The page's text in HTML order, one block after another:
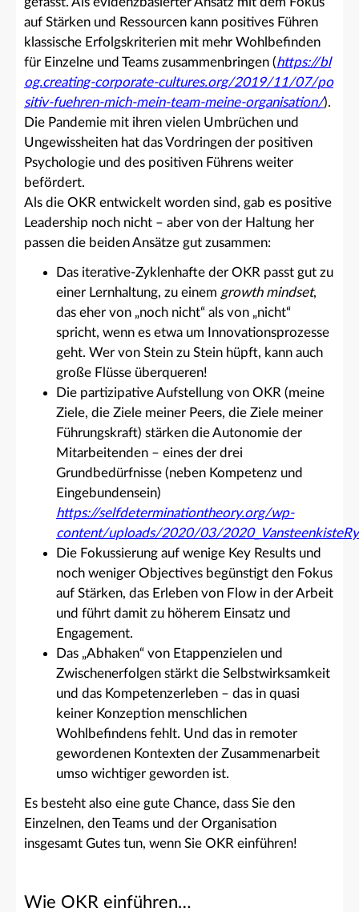
auf Stärken und Ressourcen kann positives Führen
klassische Erfolgskriterien mit mehr Wohlbefinden
für Einzelne und Teams zusammenbringen (https://bl
og.creating-corporate-cultures.org/2019/11/07/po
sitiv-fuehren-mich-mein-team-meine-organisation/).
Die Pandemie mit ihren vielen Umbrüchen und
Ungewissheiten hat das Vordringen der positiven
Psychologie und des positiven Führens weiter
befördert.
Als die OKR entwickelt worden sind, gab es positive
Leadership noch nicht – aber von der Haltung her
passen die beiden Ansätze gut zusammen:
Das iterative-Zyklenhafte der OKR passt gut zu
einer Lernhaltung, zu einem growth mindset,
das eher von „noch nicht“ als von „nicht“
spricht, wenn es etwa um Innovationsprozesse
geht. Wer von Stein zu Stein hüpft, kann auch
große Flüsse überqueren!
Die partizipative Aufstellung von OKR (meine
Ziele, die Ziele meiner Peers, die Ziele meiner
Führungskraft) stärken die Autonomie der
Mitarbeitenden – eines der drei
Grundbedürfnisse (neben Kompetenz und
Eingebundensein)
https://selfdeterminationtheory.org/wp-
content/uploads/2020/03/
Die Fokussierung auf wenige Key Results und
noch weniger Objectives begünstigt den Fokus
auf Stärken, das Erleben von Flow in der Arbeit
und führt damit zu höherem Einsatz und
Engagement.
Das „Abhaken“ von Etappenzielen und
Zwischenerfolgen stärkt die Selbstwirksamkeit
und das Kompetenzerleben – das in quasi
keiner Konzeption menschlichen
Wohlbefindens fehlt. Und das in remoter
gewordenen Kontexten der Zusammenarbeit
umso wichtiger geworden ist.
Es besteht also eine gute Chance, dass Sie den
Einzelnen, den Teams und der Organisation
insgesamt Gutes tun, wenn Sie OKR einführen!
Wie OKR einführen…